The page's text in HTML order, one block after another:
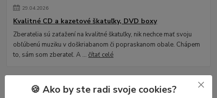
29.04.2026
Kvalitné CD a kazetové škatuľky, DVD boxy
Zberatelia sú zaťažení na kvalitné škatuľky, nik nechce mať svoju
obľúbenú muziku v doškriabanom či popraskanom obale. Chápem
to, sám som zberateľ. A ...čítať celé
🍪 Ako by ste radi svoje cookies?